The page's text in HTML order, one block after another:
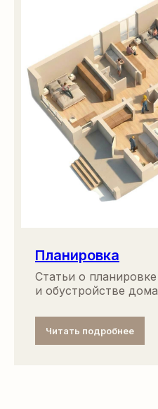
Планировка
Статьи о планировке
и обустройстве дома
Читать подробнее